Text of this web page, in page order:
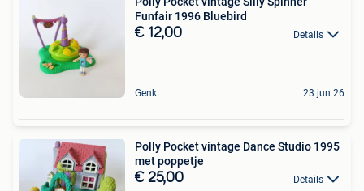
Funfair 1996 Bluebird
€ 12,00 Details
Genk 23 jun 26
Polly Pocket vintage Dance Studio 1995
met poppetje
€ 25,00 Details